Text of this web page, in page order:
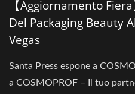
【Aggiornamento
Del Packaging Beauty
Vegas
Santa Press espone a
a COSMOPROF – Il tuo